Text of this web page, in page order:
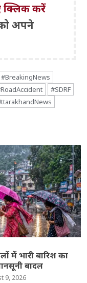
क्लिक करें
अपने
#BreakingNews
#SDRF
भारी बारिश का
बादल
9, 2026